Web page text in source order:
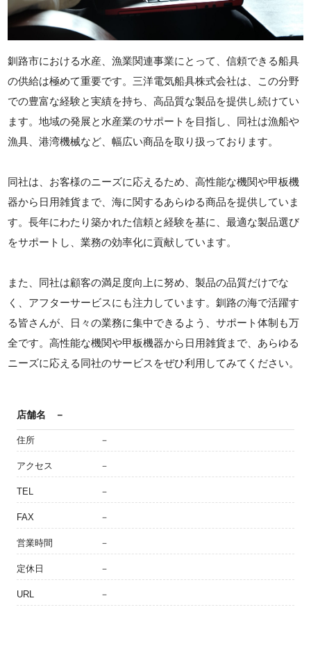
釧路市における水産、漁業関連事業にとって、信頼できる船具
の供給は極めて重要です。三洋電気船具株式会社は、この分野
での豊富な経験と実績を持ち、高品質な製品を提供し続けてい
ます。地域の発展と水産業のサポートを目指し、同社は漁船や
漁具、港湾機械など、幅広い商品を取り扱っております。
同社は、お客様のニーズに応えるため、高性能な機関や甲板機
器から日用雑貨まで、海に関するあらゆる商品を提供していま
す。長年にわたり築かれた信頼と経験を基に、最適な製品選び
をサポートし、業務の効率化に貢献しています。
また、同社は顧客の満足度向上に努め、製品の品質だけでな
く、アフターサービスにも注力しています。釧路の海で活躍す
る皆さんが、日々の業務に集中できるよう、サポート体制も万
全です。高性能な機関や甲板機器から日用雑貨まで、あらゆる
ニーズに応える同社のサービスをぜひ利用してみてください。
店舗名 －
住所 －
アクセス －
TEL －
FAX －
営業時間 －
定休日 －
URL －